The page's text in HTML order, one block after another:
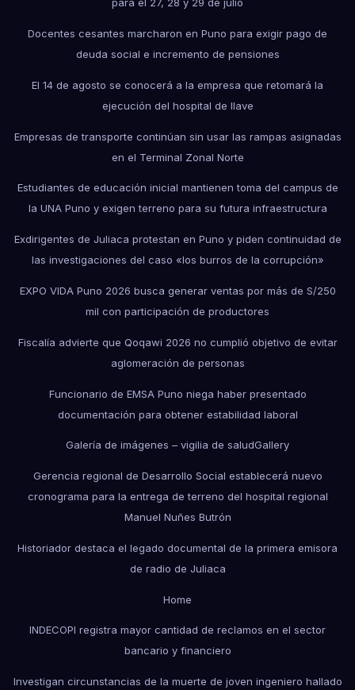
para el 27, 28 y 29 de julio
Docentes cesantes marcharon en Puno para exigir pago de
deuda social e incremento de pensiones
El 14 de agosto se conocerá a la empresa que retomará la
ejecución del hospital de Ilave
Empresas de transporte continúan sin usar las rampas asignadas
en el Terminal Zonal Norte
Estudiantes de educación inicial mantienen toma del campus de
la UNA Puno y exigen terreno para su futura infraestructura
Exdirigentes de Juliaca protestan en Puno y piden continuidad de
las investigaciones del caso «los burros de la corrupción»
EXPO VIDA Puno 2026 busca generar ventas por más de S/250
mil con participación de productores
Fiscalía advierte que Qoqawi 2026 no cumplió objetivo de evitar
aglomeración de personas
Funcionario de EMSA Puno niega haber presentado
documentación para obtener estabilidad laboral
Galería de imágenes – vigilia de saludGallery
Gerencia regional de Desarrollo Social establecerá nuevo
cronograma para la entrega de terreno del hospital regional
Manuel Nuñes Butrón
Historiador destaca el legado documental de la primera emisora
de radio de Juliaca
Home
INDECOPI registra mayor cantidad de reclamos en el sector
bancario y financiero
Investigan circunstancias de la muerte de joven ingeniero hallado